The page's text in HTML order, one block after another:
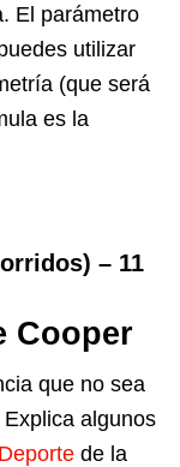
El parámetro
utilizar
(que será
es la
– 11
Cooper
que no sea
algunos
de la